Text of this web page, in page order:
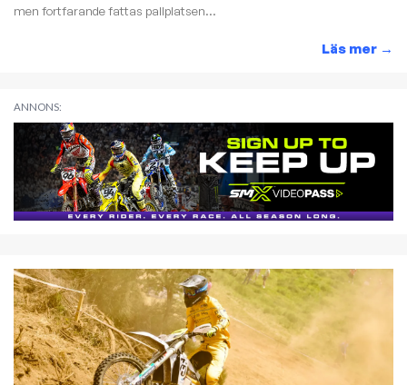
men fortfarande fattas pallplatsen...
Läs mer →
ANNONS: